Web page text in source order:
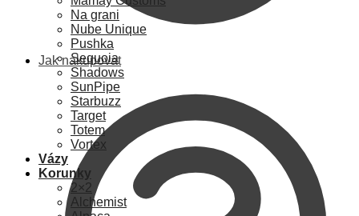
Jak nakupovat
Na grani
Nube Unique
Pushka
Sequoia
Shadows
SunPipe
Starbuzz
Target
Totem
Vortex
Vázy
Korunky
2×2
Alchemist